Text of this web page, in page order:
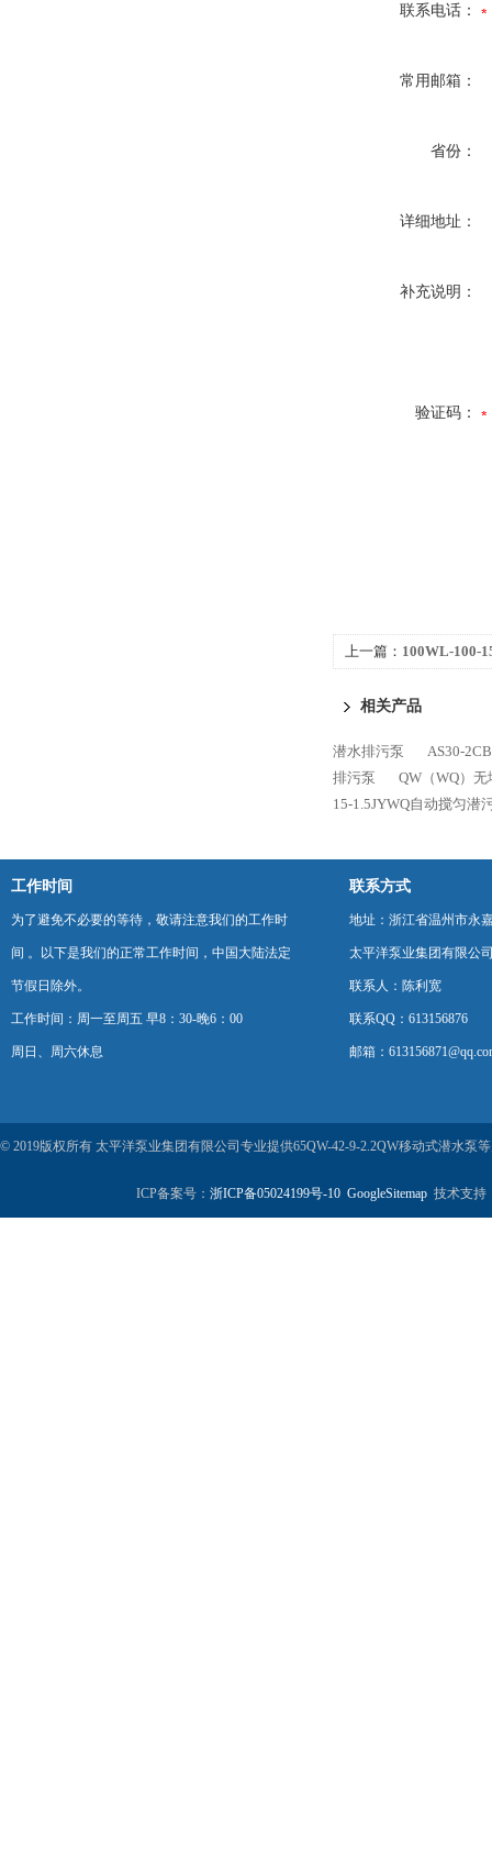
联系电话：
常用邮箱：
省份：
详细地址：
补充说明：
验证码：
上一篇： 100WL-100-
相关产品
潜水排污泵
AS30-
排污泵
QW（WQ）
15-1.5JYWQ自动搅匀潜
工作时间
为了避免不必要的等待，敬请注意我们的工作时
间 。以下是我们的正常工作时间，中国大陆法定
节假日除外。
工作时间：周一至周五 早8：30-晚6：00
周日、周六休息
联系方式
地址：浙江省温州市永
太平洋泵业集团有限公
联系人：陈利宽
联系QQ：613156876
邮箱：
© 2019版权所有 太平洋泵业集团有限公司专业提供65QW-42-9-2.2QW移动式潜水泵
ICP备案号： 浙ICP备05024199号-10 GoogleSitemap 技术支持